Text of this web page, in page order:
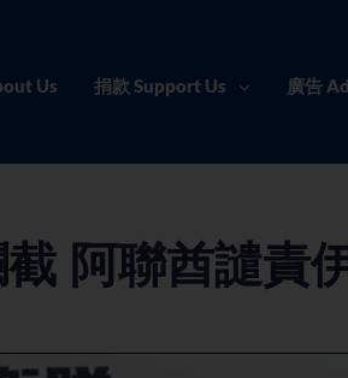
Us 捐款 Support Us 廣告
阿聯酋譴責